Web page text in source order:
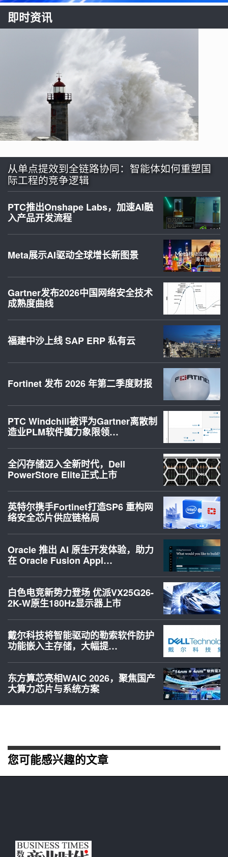
即时资讯
从单点提效到全链路协同：智能体如何重塑国
际工程的竞争逻辑
PTC推出Onshape Labs，加速AI融
入产品开发流程
Meta展示AI驱动全球增长新图景
Gartner发布2026中国网络安全技术
成熟度曲线
福建中沙上线 SAP ERP 私有云
Fortinet 发布 2026 年第二季度财报
PTC Windchill被评为Gartner离散制
造业PLM软件魔力象限领…
全闪存储迈入全新时代，Dell
PowerStore Elite正式上市
英特尔携手Fortinet打造SP6 重构网
络安全芯片供应链格局
Oracle 推出 AI 原生开发体验，助力
在 Oracle Fusion Appl…
白色电竞新势力登场 优派VX25G26-
2K-W原生180Hz显示器上市
戴尔科技将智能驱动的勒索软件防护
功能嵌入主存储，大幅提…
东方算芯亮相WAIC 2026，聚焦国产
大算力芯片与系统方案
您可能感兴趣的文章